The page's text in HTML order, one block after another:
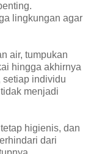
lingkungan agar
air, tumpukan
hingga akhirnya
setiap individu
menjadi
higienis, dan
dari